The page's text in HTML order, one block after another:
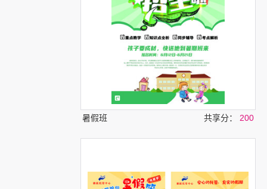
暑假班 共享分： 200